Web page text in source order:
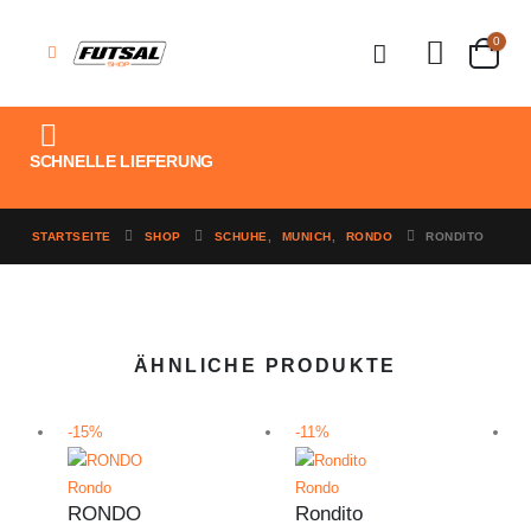
0
SCHNELLE LIEFERUNG
STARTSEITE SHOP SCHUHE MUNICH RONDO RONDITO
ÄHNLICHE PRODUKTE
-15%
Rondo
RONDO
-11%
Rondo
Rondito